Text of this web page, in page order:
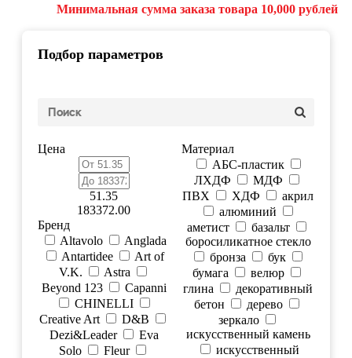
Минимальная сумма заказа товара 10,000 рублей
Подбор параметров
Цена
51.35
183372.00
Материал
АБС-пластик
ЛХДФ
МДФ
ПВХ
ХДФ
акрил
алюминий
аметист
базальт
боросиликатное стекло
бронза
бук
бумага
велюр
глина
декоративный
бетон
дерево
зеркало
искусственный камень
искусственный
Бренд
Altavolo
Anglada
Antartidee
Art of
V.K.
Astra
Beyond 123
Capanni
CHINELLI
Creative Art
D&B
Dezi&Leader
Eva
Solo
Fleur